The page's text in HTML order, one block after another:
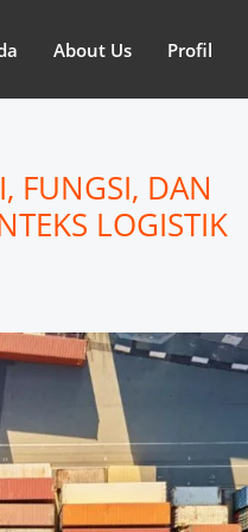
About Us Profil
FUNGSI, DAN
LOGISTIK